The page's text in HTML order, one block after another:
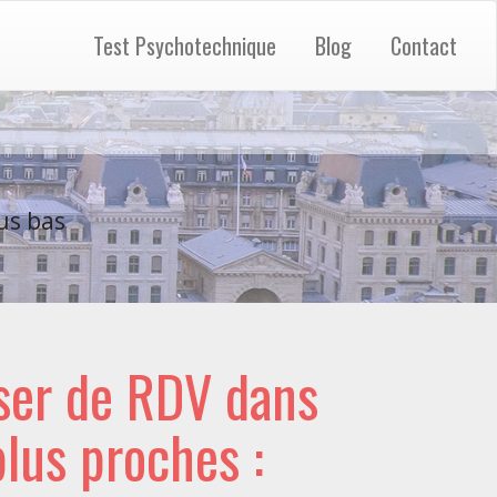
Test Psychotechnique Blog Contact
bas
de RDV dans
proches :